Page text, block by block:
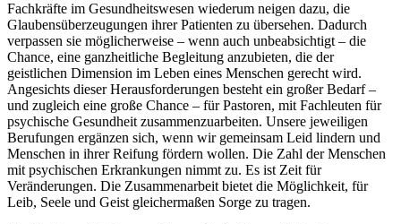
Fachkräfte im Gesundheitswesen wiederum neigen dazu, die
Glaubensüberzeugungen ihrer Patienten zu übersehen. Dadurch
verpassen sie möglicherweise – wenn auch unbeabsichtigt – die
Chance, eine ganzheitliche Begleitung anzubieten, die der
geistlichen Dimension im Leben eines Menschen gerecht wird.
Angesichts dieser Herausforderungen besteht ein großer Bedarf –
und zugleich eine große Chance – für Pastoren, mit Fachleuten für
psychische Gesundheit zusammenzuarbeiten. Unsere jeweiligen
Berufungen ergänzen sich, wenn wir gemeinsam Leid lindern und
Menschen in ihrer Reifung fördern wollen. Die Zahl der Menschen
mit psychischen Erkrankungen nimmt zu. Es ist Zeit für
Veränderungen. Die Zusammenarbeit bietet die Möglichkeit, für
Leib, Seele und Geist gleichermaßen Sorge zu tragen.